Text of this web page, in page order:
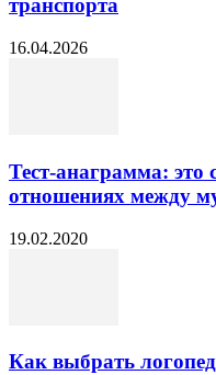
транспорта
16.04.2026
Тест-анаграмма: это
отношениях между
19.02.2020
Как выбрать